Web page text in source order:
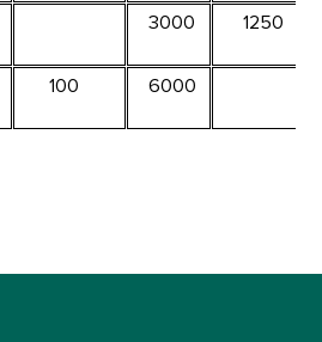
3000 1250
100 6000